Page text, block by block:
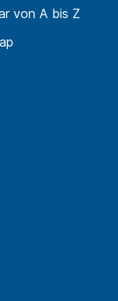
von A bis Z